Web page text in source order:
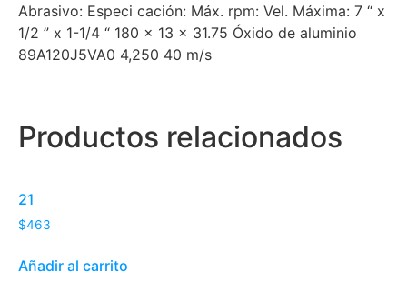
Abrasivo: Especi cación: Máx. rpm: Vel. Máxima: 7 “ x
1/2 ” x 1-1/4 “ 180 x 13 x 31.75 Óxido de aluminio
89A120J5VA0 4,250 40 m/s
Productos relacionados
21
$463
Añadir al carrito